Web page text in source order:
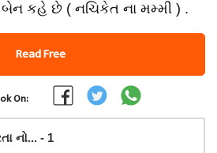
કહે છે ( નચિકેત ના મમ્મી ) .
Read Free
On:
નો... - 1